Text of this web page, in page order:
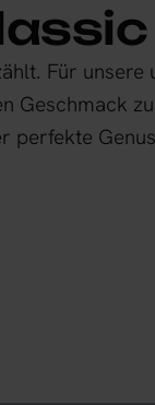
Für unsere
Geschmack
perfekte